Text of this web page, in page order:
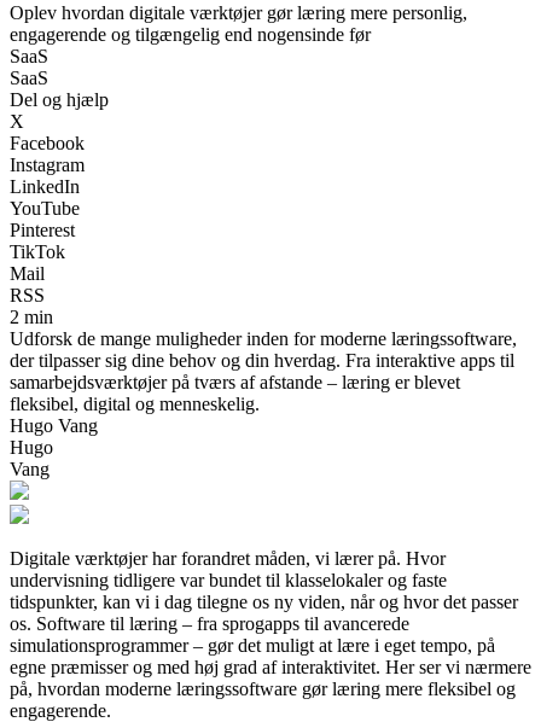
Oplev hvordan digitale værktøjer gør læring mere personlig,
engagerende og tilgængelig end nogensinde før
SaaS
SaaS
Del og hjælp
X
Facebook
Instagram
LinkedIn
YouTube
Pinterest
TikTok
Mail
RSS
2 min
Udforsk de mange muligheder inden for moderne læringssoftware,
der tilpasser sig dine behov og din hverdag. Fra interaktive apps til
samarbejdsværktøjer på tværs af afstande – læring er blevet
fleksibel, digital og menneskelig.
Hugo Vang
Hugo
Vang
Digitale værktøjer har forandret måden, vi lærer på. Hvor
undervisning tidligere var bundet til klasselokaler og faste
tidspunkter, kan vi i dag tilegne os ny viden, når og hvor det passer
os. Software til læring – fra sprogapps til avancerede
simulationsprogrammer – gør det muligt at lære i eget tempo, på
egne præmisser og med høj grad af interaktivitet. Her ser vi nærmere
på, hvordan moderne læringssoftware gør læring mere fleksibel og
engagerende.